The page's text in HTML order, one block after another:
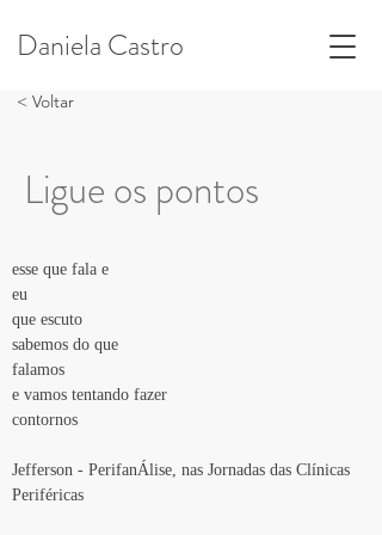
Daniela Castro
< Voltar
Ligue os pontos
esse que fala e
eu
que escuto
sabemos do que
falamos
e vamos tentando fazer
contornos
Jefferson - PerifanÁlise, nas Jornadas das Clínicas
Periféricas